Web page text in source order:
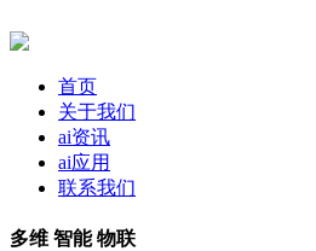
首页
关于我们
ai资讯
ai应用
联系我们
多维 智能 物联